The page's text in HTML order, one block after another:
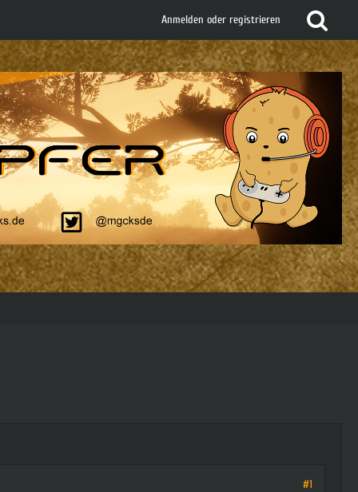
Anmelden oder registrieren
#1